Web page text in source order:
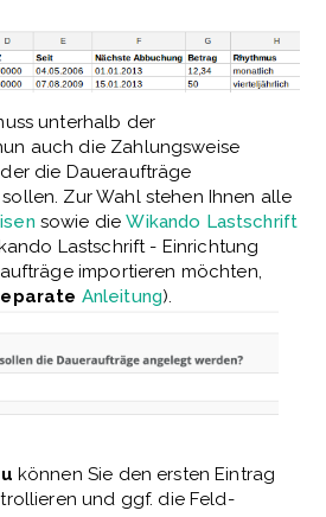
unterhalb der
auch die Zahlungsweise
die Daueraufträge
Zur Wahl stehen Ihnen alle
sowie dieWikando Lastschrift
Lastschrift - Einrichtung
importieren möchten,
Anleitung).
können Sie den ersten Eintrag
und ggf. die Feld-